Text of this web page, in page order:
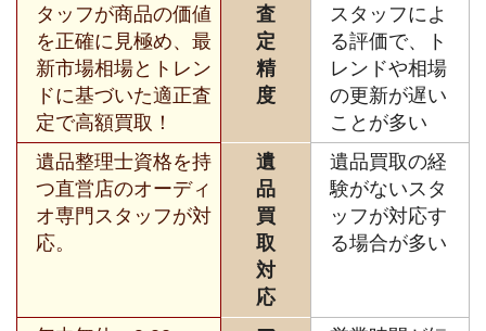
タッフが商品の価値
を正確に見極め、最
新市場相場とトレン
ドに基づいた適正査
定で高額買取！
査
定
精
度
スタッフによ
る評価で、ト
レンドや相場
の更新が遅い
ことが多い
遺品整理士資格を持
つ直営店のオーディ
オ専門スタッフが対
応。
遺
品
買
取
対
応
遺品買取の経
験がないスタ
ッフが対応す
る場合が多い